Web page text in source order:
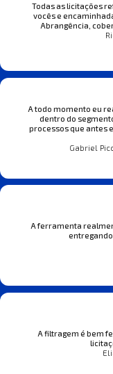
Todas as licitações
vocês e
Abrangência,
A todo momento eu
dentro do
processos que antes
Gabriel
A ferramenta
A filtragem é bem